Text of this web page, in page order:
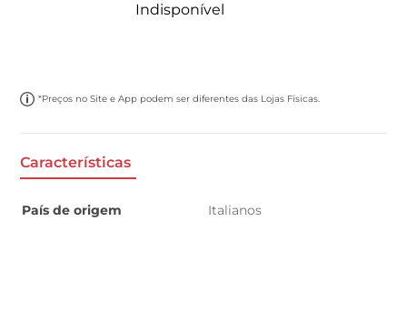
Indisponível
*Preços no Site e App podem ser diferentes das Lojas Físicas.
Características
País de origem Italianos